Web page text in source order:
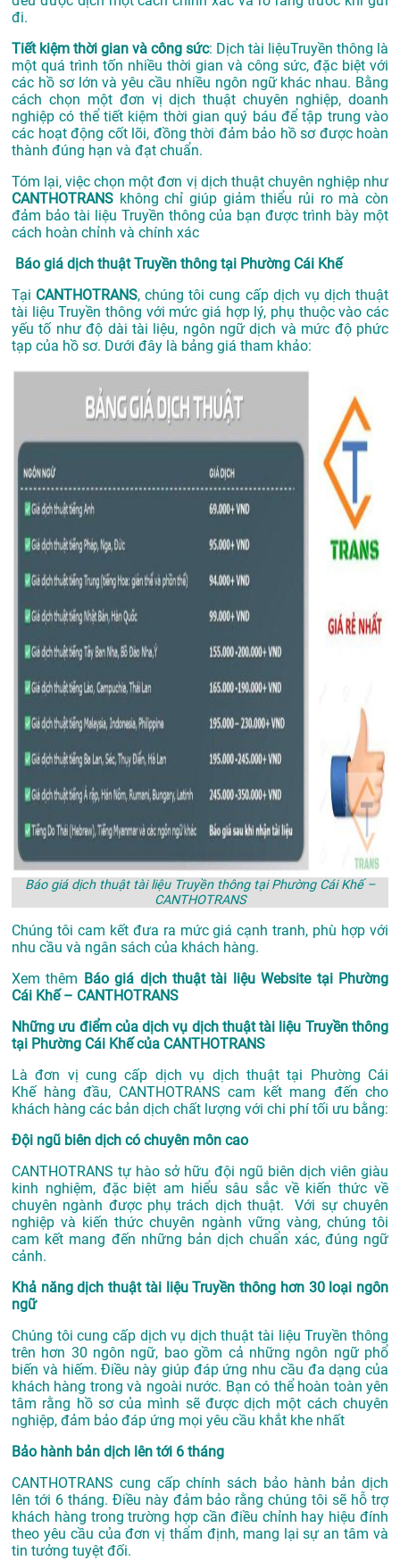
đi.
Tiết kiệm thời gian và công sức: Dịch tài liệuTruyền thông là
một quá trình tốn nhiều thời gian và công sức, đặc biệt với
các hồ sơ lớn và yêu cầu nhiều ngôn ngữ khác nhau. Bằng
cách chọn một đơn vị dịch thuật chuyên nghiệp, doanh
nghiệp có thể tiết kiệm thời gian quý báu để tập trung vào
các hoạt động cốt lõi, đồng thời đảm bảo hồ sơ được hoàn
thành đúng hạn và đạt chuẩn.
Tóm lại, việc chọn một đơn vị dịch thuật chuyên nghiệp như
CANTHOTRANS không chỉ giúp giảm thiểu rủi ro mà còn
đảm bảo tài liệu Truyền thông của bạn được trình bày một
cách hoàn chỉnh và chính xác
Báo giá dịch thuật Truyền thông tại Phường Cái Khế
Tại CANTHOTRANS, chúng tôi cung cấp dịch vụ dịch thuật
tài liệu Truyền thông với mức giá hợp lý, phụ thuộc vào các
yếu tố như độ dài tài liệu, ngôn ngữ dịch và mức độ phức
tạp của hồ sơ. Dưới đây là bảng giá tham khảo:
Báo giá dịch thuật tài liệu Truyền thông tại Phường Cái Khế –
CANTHOTRANS
Chúng tôi cam kết đưa ra mức giá cạnh tranh, phù hợp với
nhu cầu và ngân sách của khách hàng.
Xem thêm Báo giá dịch thuật tài liệu Website tại Phường
Cái Khế – CANTHOTRANS
Những ưu điểm của dịch vụ dịch thuật tài liệu Truyền thông
tại Phường Cái Khế của CANTHOTRANS
Là đơn vị cung cấp dịch vụ dịch thuật tại Phường Cái
Khếhàng đầu, CANTHOTRANS cam kết mang đến cho
khách hàng các bản dịch chất lượng với chi phí tối ưu bằng:
Đội ngũ biên dịch có chuyên môn cao
CANTHOTRANS tự hào sở hữu đội ngũ biên dịch viên giàu
kinh nghiệm, đặc biệt am hiểu sâu sắc về kiến thức về
chuyên ngành được phụ trách dịch thuật. Với sự chuyên
nghiệp và kiến thức chuyên ngành vững vàng, chúng tôi
cam kết mang đến những bản dịch chuẩn xác, đúng ngữ
cảnh.
Khả năng dịch thuật tài liệu Truyền thông hơn 30 loại ngôn
ngữ
Chúng tôi cung cấp dịch vụ dịch thuật tài liệu Truyền thông
trên hơn 30 ngôn ngữ, bao gồm cả những ngôn ngữ phổ
biến và hiếm. Điều này giúp đáp ứng nhu cầu đa dạng của
khách hàng trong và ngoài nước. Bạn có thể hoàn toàn yên
tâm rằng hồ sơ của mình sẽ được dịch một cách chuyên
nghiệp, đảm bảo đáp ứng mọi yêu cầu khắt khe nhất
Bảo hành bản dịch lên tới 6 tháng
CANTHOTRANS cung cấp chính sách bảo hành bản dịch
lên tới 6 tháng. Điều này đảm bảo rằng chúng tôi sẽ hỗ trợ
khách hàng trong trường hợp cần điều chỉnh hay hiệu đính
theo yêu cầu của đơn vị thẩm định, mang lại sự an tâm và
tin tưởng tuyệt đối.